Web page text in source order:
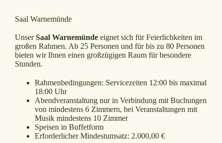
Saal Warnemünde
UnserSaal Warnemünde eignet sich für Feierlichkeiten im
großen Rahmen. Ab 25 Personen und für bis zu 80 Personen
bieten wir Ihnen einen großzügigen Raum für besondere
Stunden.
Rahmenbedingungen: Servicezeiten 12:00 bis maximal
18:00 Uhr
Abendveranstaltung nur in Verbindung mit Buchungen
von mindestens 6 Zimmern, bei Veranstaltungen mit
Musik mindestens 10 Zimmer
Speisen in Buffetform
Erforderlicher Mindestumsatz: 2.000,00 €